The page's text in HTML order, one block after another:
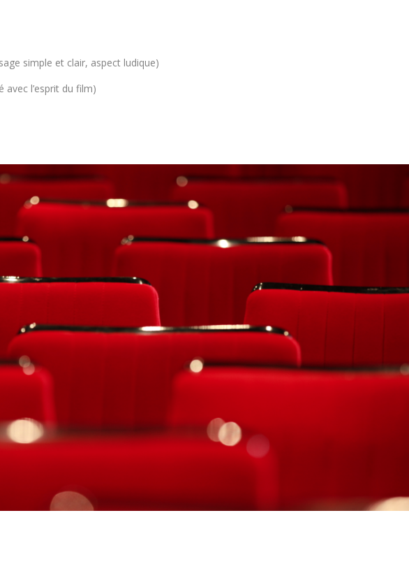
simple et clair, aspect ludique)
avec l’esprit du film)